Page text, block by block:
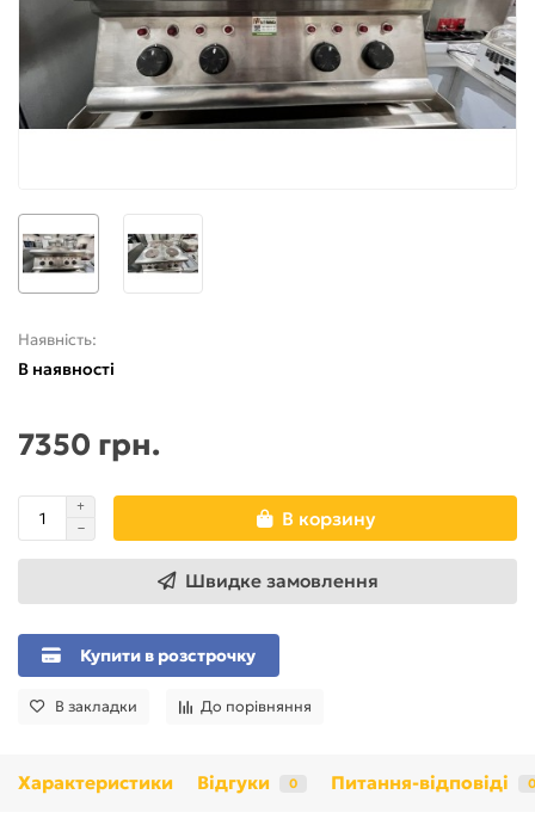
Наявність:
В наявності
7350 грн.
В корзину
Швидке замовлення
Купити в розстрочку
В закладки До порівняння
Характеристики Відгуки 0 Питання-відповіді 0